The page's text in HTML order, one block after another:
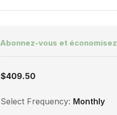
Abonnez-vous et économisez
$409.50
Select Frequency: Monthly